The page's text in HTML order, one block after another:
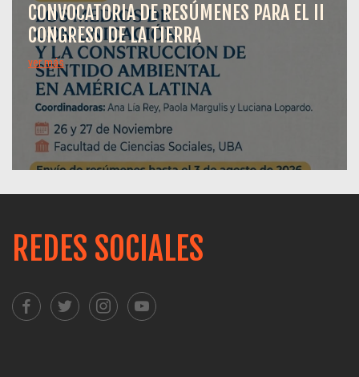
CONVOCATORIA DE RESÚMENES PARA EL II
CONGRESO DE LA TIERRA
ver más
REDES SOCIALES